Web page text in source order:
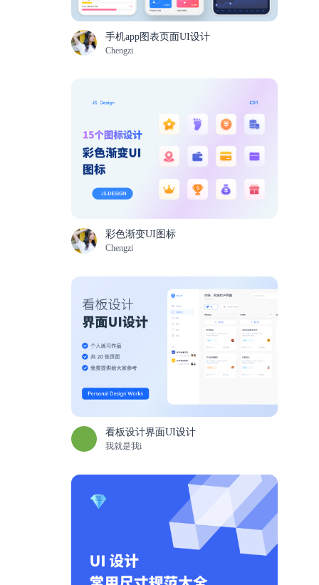
手机app图表页面UI设计
Chengzi
彩色渐变UI图标
Chengzi
看板设计界面UI设计
我就是我i